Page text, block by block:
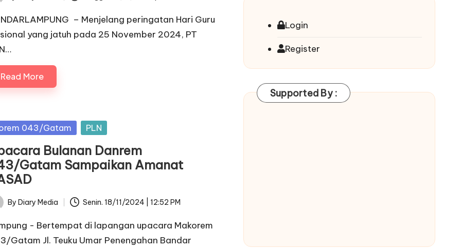
– Menjelang peringatan Hari Guru
yang jatuh pada 25 November 2024, PT
Read More
043/Gatam PLN
Bulanan Danrem
Gatam Sampaikan Amanat
By Diary Media Senin. 18/11/2024 | 12:52 PM
- Bertempat di lapangan upacara Makorem
Gatam Jl. Teuku Umar Penengahan Bandar
Login
Register
Supported By :